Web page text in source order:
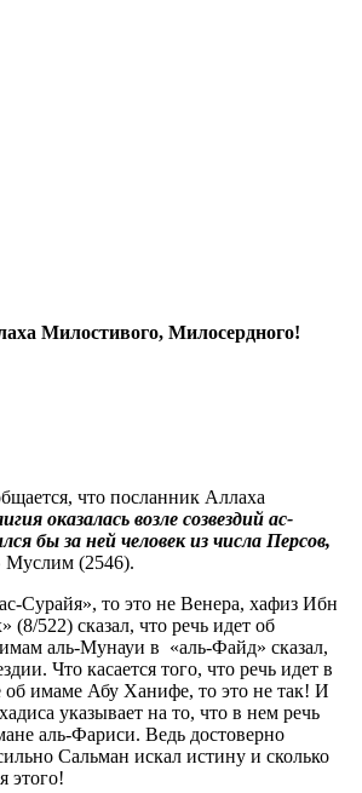
Милостивого, Милосердного!
что посланник Аллаха
оказалась возле созвездий ас-
бы за ней человек из числа Персов,
Муслим (2546).
Сурайя», то это не Венера, хафиз Ибн
522) сказал, что речь идет об
аль-Мунауи в «аль-Файд» сказал,
Что касается того, что речь идет в
об имаме Абу Ханифе, то это не так! И
указывает на то, что в нем речь
аль-Фариси. Ведь достоверно
Сальман искал истину и сколько
этого!